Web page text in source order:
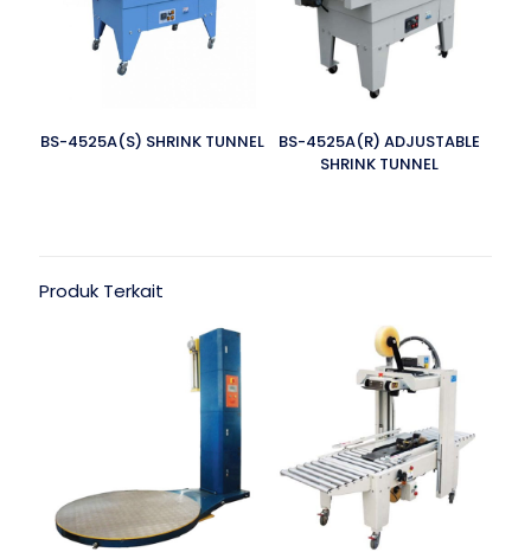
BS-4525A(S) SHRINK TUNNEL
BS-4525A(R) ADJUSTABLE
SHRINK TUNNEL
Produk Terkait